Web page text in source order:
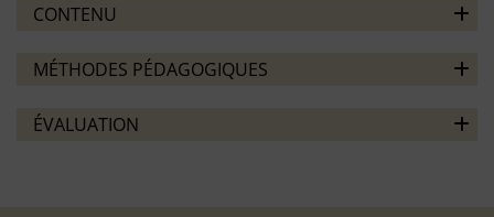
CONTENU
MÉTHODES PÉDAGOGIQUES
ÉVALUATION